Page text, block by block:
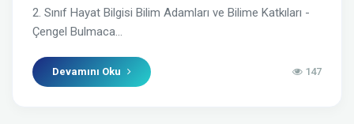
2. Sınıf Hayat Bilgisi Bilim Adamları ve Bilime Katkıları -
Çengel Bulmaca...
Devamını Oku 147